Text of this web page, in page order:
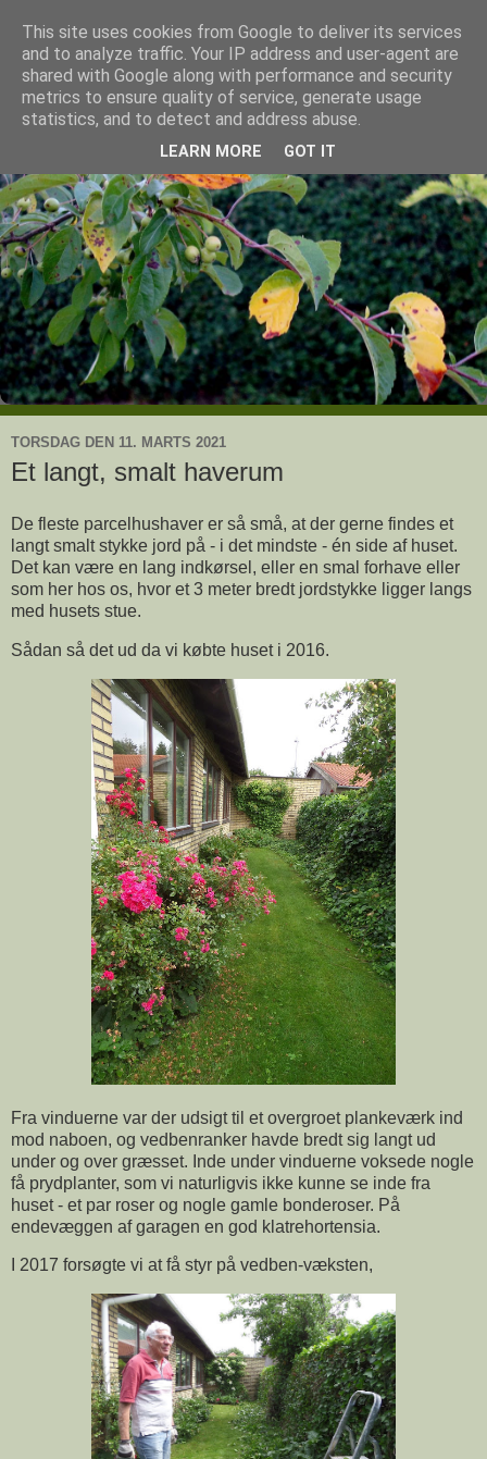
Ullas have
- en knoldesparkers betragtninger
TORSDAG DEN 11. MARTS 2021
Et langt, smalt haverum
De fleste parcelhushaver er så små, at der gerne findes et
langt smalt stykke jord på - i det mindste - én side af huset.
Det kan være en lang indkørsel, eller en smal forhave eller
som her hos os, hvor et 3 meter bredt jordstykke ligger langs
med husets stue.
Sådan så det ud da vi købte huset i 2016.
Fra vinduerne var der udsigt til et overgroet plankeværk ind
mod naboen, og vedbenranker havde bredt sig langt ud
under og over græsset. Inde under vinduerne voksede nogle
få prydplanter, som vi naturligvis ikke kunne se inde fra
huset - et par roser og nogle gamle bonderoser. På
endevæggen af garagen en god klatrehortensia.
I 2017 forsøgte vi at få styr på vedben-væksten,
This site uses cookies from Google to deliver its services
and to analyze traffic. Your IP address and user-agent are
shared with Google along with performance and security
metrics to ensure quality of service, generate usage
statistics, and to detect and address abuse.
LEARN MORE GOT IT